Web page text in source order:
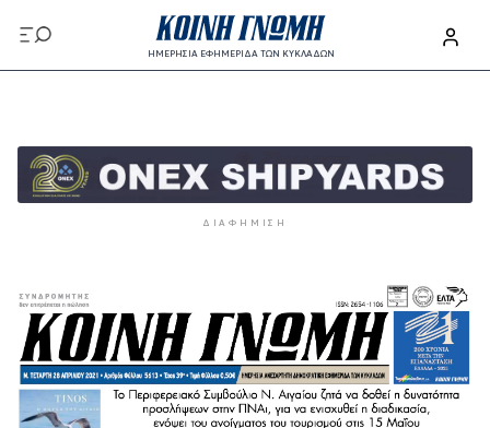
Παράκαμψη προς το κυρίως περιεχόμενο
ΗΜΕΡΗΣΙΑ ΕΦΗΜΕΡΙΔΑ ΤΩΝ ΚΥΚΛΑΔΩΝ
ΔΙΑΦΉΜΙΣΗ